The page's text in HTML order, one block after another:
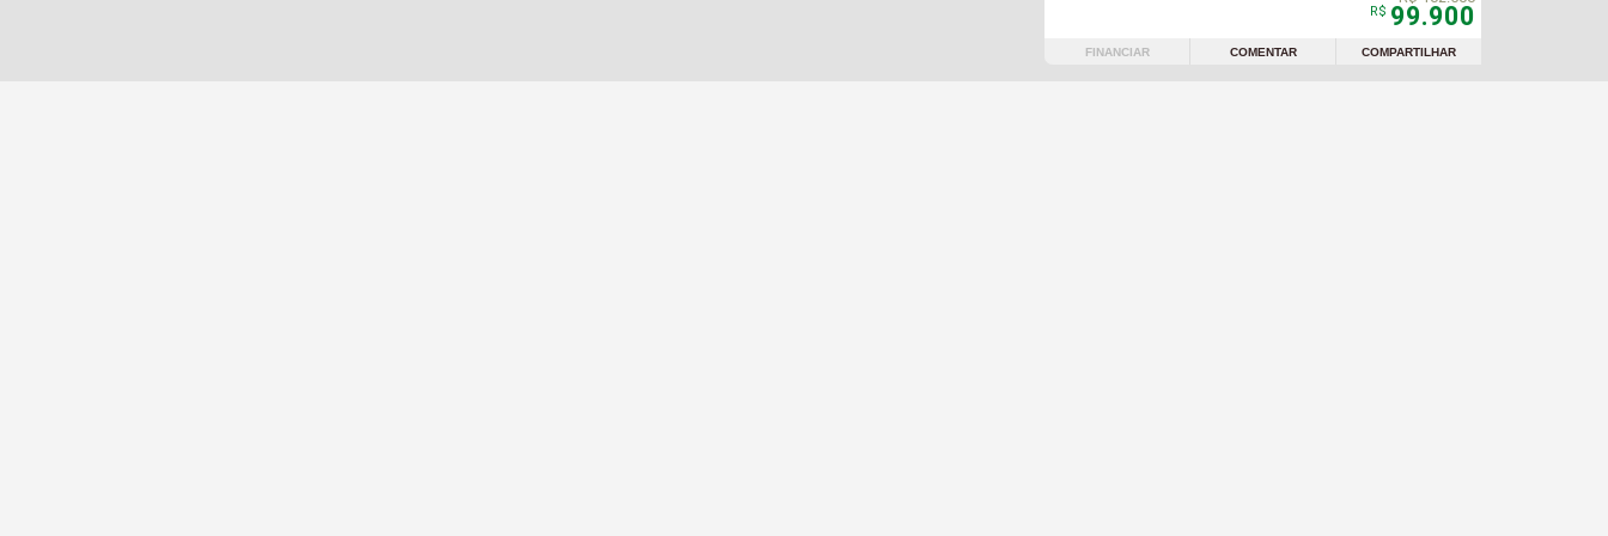
R$ 99.900
FINANCIAR COMENTAR COMPARTILHAR